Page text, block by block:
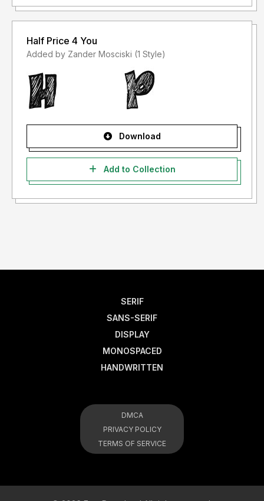
Half Price 4 You
Added by Zander Mosciski (1 Style)
Download
Add to Collection
SERIF
SANS-SERIF
DISPLAY
MONOSPACED
HANDWRITTEN
DMCA
PRIVACY POLICY
TERMS OF SERVICE